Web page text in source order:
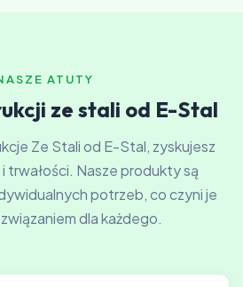
ATUTY
ze stali od E-Stal
Ze Stali od E-Stal, zyskujesz
trwałości. Nasze produkty są
potrzeb, co czyni je
dla każdego.